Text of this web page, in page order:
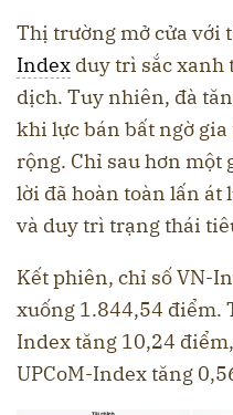
Thị trường mở cửa với
Index duy trì sắc xanh
dịch. Tuy nhiên, đà
khi lực bán bất ngờ
rộng. Chỉ sau hơn một
lời đã hoàn toàn lấn át
và duy trì trạng thái
Kết phiên, chỉ số VN-
xuống 1.844,54 điểm.
Index tăng 10,24
UPCoM-Index tăng